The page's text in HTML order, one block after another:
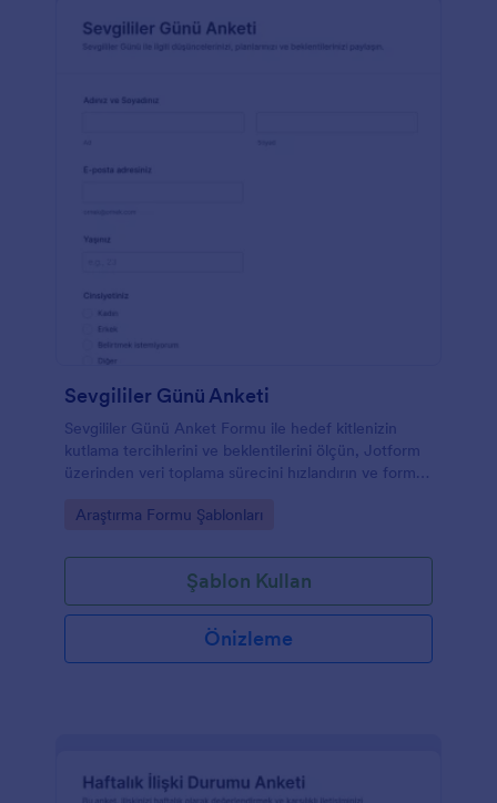
Sevgililer Günü Anketi
Sevgililer Günü Anket Formu ile hedef kitlenizin
kutlama tercihlerini ve beklentilerini ölçün, Jotform
üzerinden veri toplama sürecini hızlandırın ve form
Go to Category:
Araştırma Formu Şablonları
Şablon Kullan
Önizleme